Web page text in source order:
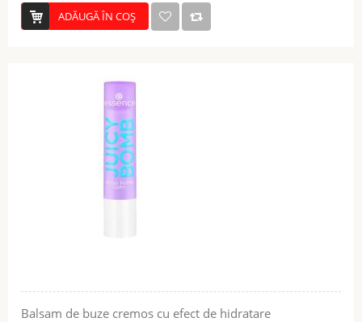
ADĂUGĂ ÎN COŞ
Balsam de buze cremos cu efect de hidratare